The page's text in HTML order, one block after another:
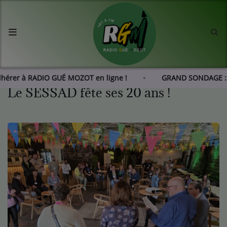
à RADIO GUÉ MOZOT en ligne ! GRAND
Agenda
Les actus de RGM
L'histoire de RGM
Radio
Emissions
Equipes
Le SESSAD fête ses 20 ans !